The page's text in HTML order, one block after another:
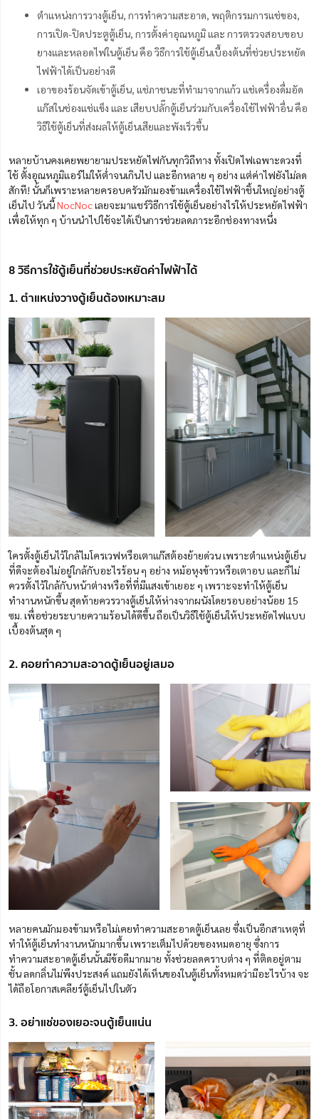
ตำแหน่งการวางตู้เย็น, การทำความสะอาด, พฤติกรรมการแช่ของ,
การเปิด-ปิดประตูตู้เย็น, การตั้งค่าอุณหภูมิ และ การตรวจสอบขอบ
ยางและหลอดไฟในตู้เย็น คือ วิธีการใช้ตู้เย็นเบื้องต้นที่ช่วยประหยัด
ไฟฟ้าได้เป็นอย่างดี
เอาของร้อนจัดเข้าตู้เย็น, แช่ภาชนะที่ทำมาจากแก้ว แช่เครื่องดื่มอัด
แก๊สในช่องแช่แข็ง และ เสียบปลั๊กตู้เย็นร่วมกับเครื่องใช้ไฟฟ้าอื่น คือ
วิธีใช้ตู้เย็นที่ส่งผลให้ตู้เย็นเสียและพังเร็วขึ้น
หลายบ้านคงเคยพยายามประหยัดไฟกันทุกวิถีทาง ทั้งเปิดไฟเฉพาะดวงที่
ใช้ ตั้งอุณหภูมิแอร์ไม่ให้ต่ำจนเกินไป และอีกหลาย ๆ อย่าง แต่ค่าไฟยังไม่ลด
สักที! นั้นก็เพราะหลายครอบครัวมักมองข้ามเครื่องใช้ไฟฟ้าชิ้นใหญ่อย่างตู้
เย็นไป วันนี้NocNocเลยจะมาแชร์วิธีการใช้ตู้เย็นอย่างไรให้ประหยัดไฟฟ้า
เพื่อให้ทุก ๆ บ้านนำไปใช้จะได้เป็นการช่วยลดภาระอีกช่องทางหนึ่ง
8 วิธีการใช้ตู้เย็นที่ช่วยประหยัดค่าไฟฟ้าได้
1. ตำแหน่งวางตู้เย็นต้องเหมาะสม
ใครตั้งตู้เย็นไว้ใกล้ไมโครเวฟหรือเตาแก๊สต้องย้ายด่วน เพราะตำแหน่งตู้เย็น
ที่ดีจะต้องไม่อยู่ใกล้กับอะไรร้อน ๆ อย่าง หม้อหุงข้าวหรือเตาอบ และก็ไม่
ควรตั้งไว้ใกล้กับหน้าต่างหรือที่ที่มีแสงเข้าเยอะ ๆ เพราะจะทำให้ตู้เย็น
ทำงานหนักขึ้น สุดท้ายควรวางตู้เย็นให้ห่างจากผนังโดยรอบอย่างน้อย 15
ซม. เพื่อช่วยระบายความร้อนได้ดีขึ้น ถือเป็นวิธีใช้ตู้เย็นให้ประหยัดไฟแบบ
เบื้องต้นสุด ๆ
2. คอยทำความสะอาดตู้เย็นอยู่เสมอ
หลายคนมักมองข้ามหรือไม่เคยทำความสะอาดตู้เย็นเลย ซึ่งเป็นอีกสาเหตุที่
ทำให้ตู้เย็นทำงานหนักมากขึ้น เพราะเต็มไปด้วยของหมดอายุ ซึ่งการ
ทำความสะอาดตู้เย็นนั้นมีข้อดีมากมาย ทั้งช่วยลดคราบต่าง ๆ ที่ติดอยู่ตาม
ชั้น ลดกลิ่นไม่พึงประสงค์ แถมยังได้เห็นของในตู้เย็นทั้งหมดว่ามีอะไรบ้าง จะ
ได้ถือโอกาสเคลียร์ตู้เย็นไปในตัว
3. อย่าแช่ของเยอะจนตู้เย็นแน่น